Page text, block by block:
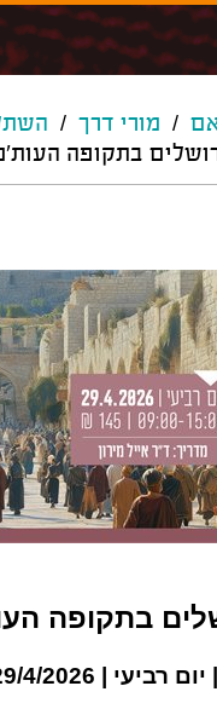
/ מורי דרך /
בתקופה
בתקופה
| 29/4/2026 |